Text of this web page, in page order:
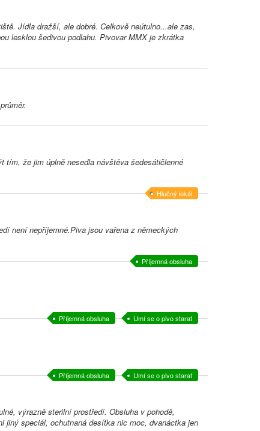
Jídla dražší, ale dobré. Celkově neútulno...ale zas,
lesklou šedivou podlahu. Pivovar MMX je zkrátka
tím, že jim úplně nesedla návštěva šedesátičlenné
Hlučný lokál
není nepříjemné.Piva jsou vařena z německých
Příjemná obsluha
Příjemná obsluha Umí se o pivo starat
Příjemná obsluha Umí se o pivo starat
výrazně sterilní prostředí. Obsluha v pohodě,
jiný speciál, ochutnaná desítka nic moc, dvanáctka jen